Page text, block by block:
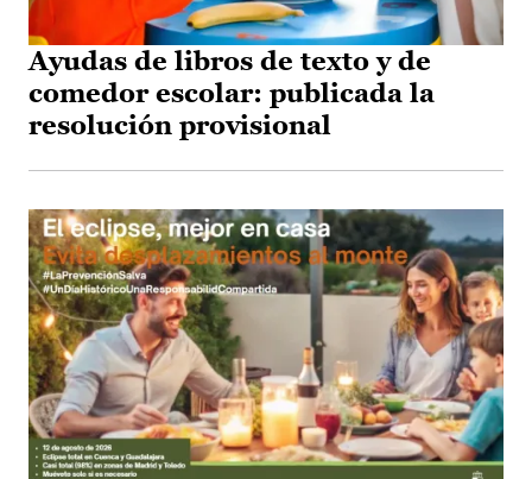
Ayudas de libros de texto y de
comedor escolar: publicada la
resolución provisional